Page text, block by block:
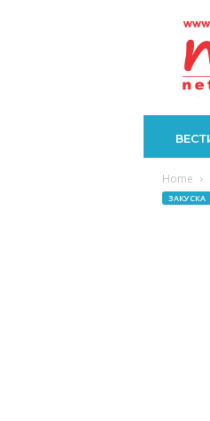
Home
ЗАКУСКА